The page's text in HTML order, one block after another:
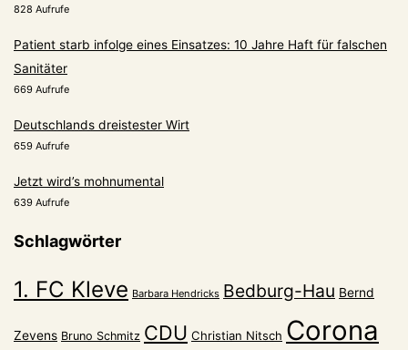
828 Aufrufe
Patient starb infolge eines Einsatzes: 10 Jahre Haft für falschen
Sanitäter
669 Aufrufe
Deutschlands dreistester Wirt
659 Aufrufe
Jetzt wird’s mohnumental
639 Aufrufe
Schlagwörter
1. FC Kleve Barbara Hendricks Bedburg-Hau Bernd
Zevens Bruno Schmitz CDU Christian Nitsch Corona